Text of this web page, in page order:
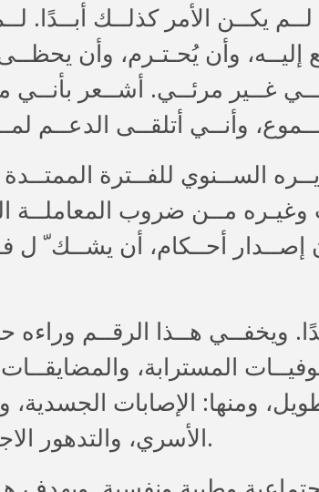
يكــن الأمر كذلــك أبــدًا.
وأن يُحـتـرم، وأن
غــير مرئــي. أشــعر
وغيـره مــن ضروب
إصــدار أحــكام، أن يشــك
البرنامج 177 مســتفيدًا جديــدًا. ويخفــي
المسترابة،
ومنها: الإصابات
الأسري، والتدهور الاجتماعي والاقتصادي، والعزلة.